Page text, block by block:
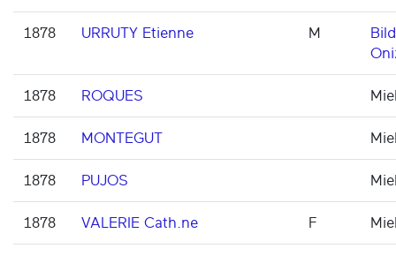
1878 URRUTY Etienne M
1878 ROQUES
1878 MONTEGUT
1878 PUJOS
1878 VALERIE Cath.ne F